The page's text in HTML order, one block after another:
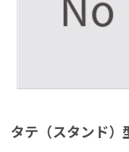
タテ（スタンド
メ
ー